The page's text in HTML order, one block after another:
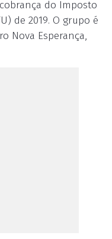
do Imposto
de 2019. O grupo é
Nova Esperança,